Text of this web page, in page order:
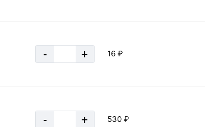
- + 16 ₽
- + 530 ₽
«В корзину»